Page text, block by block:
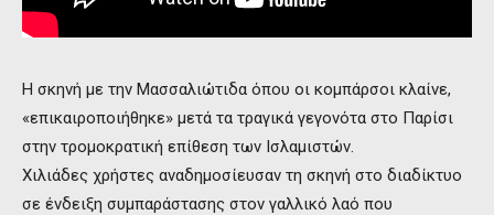
Η σκηνή με την Μασσαλιώτιδα όπου οι κομπάρσοι κλαίνε,
«επικαιροποιήθηκε» μετά τα τραγικά γεγονότα στο Παρίσι
στην τρομοκρατική επίθεση των Ισλαμιστών.
Χιλιάδες χρήστες αναδημοσίευσαν τη σκηνή στο διαδίκτυο
σε ένδειξη συμπαράστασης στον γαλλικό λαό που